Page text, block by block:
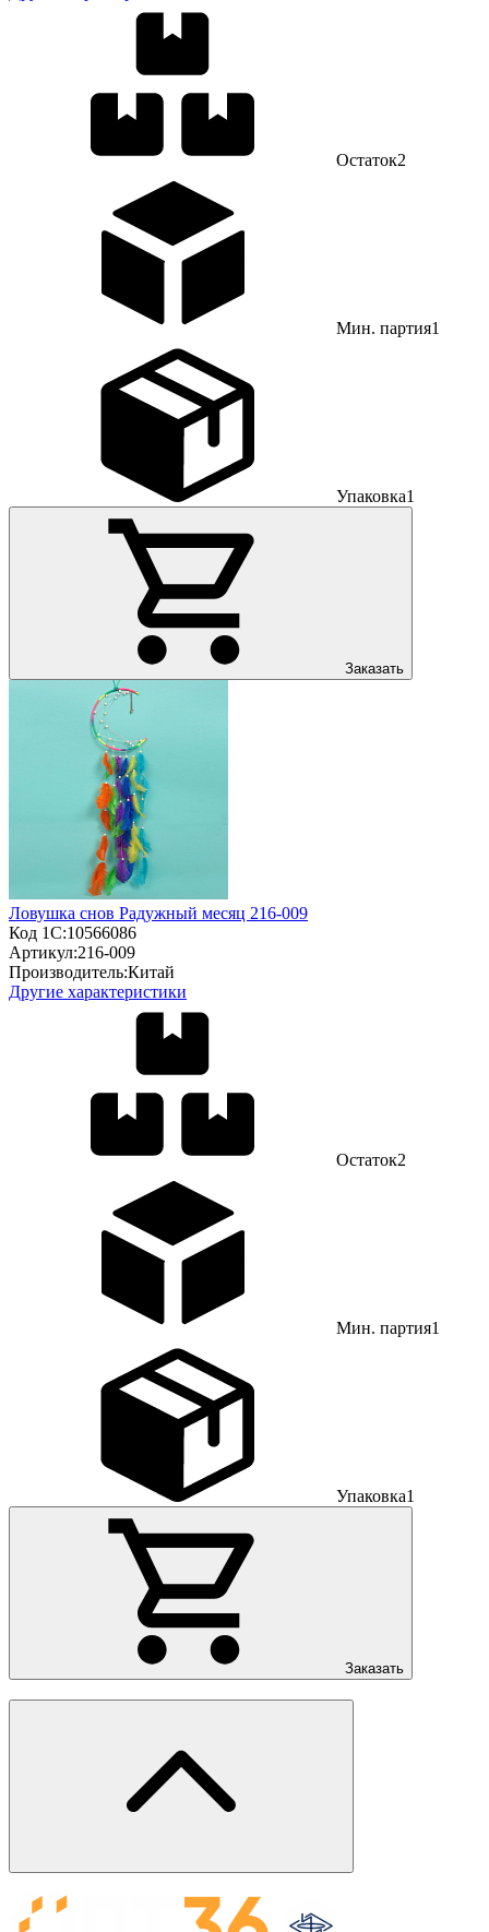
Остаток2
Мин. партия1
Упаковка1
Заказать
Ловушка снов Радужный месяц 216-009
Код 1С:10566086
Артикул:216-009
Производитель:Китай
Другие характеристики
Остаток2
Мин. партия1
Упаковка1
Заказать